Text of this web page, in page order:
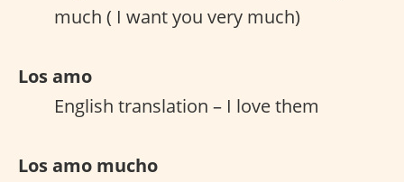
much ( I want you very much)
Los amo
English translation – I love them
Los amo mucho